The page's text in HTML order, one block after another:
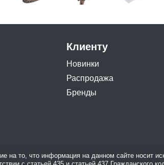
Клиенту
Новинки
Распродажа
Бренды
на то, что информация на данном сайте носит